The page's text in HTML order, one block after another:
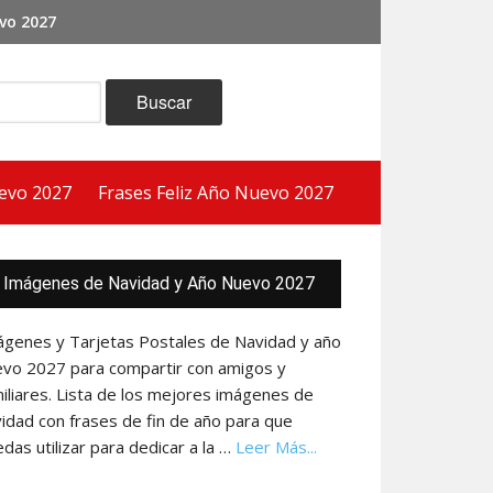
2027
2027 Frases Feliz Año Nuevo 2027
Imágenes de Navidad y Año Nuevo 2027
y Tarjetas Postales de Navidad y año
2027 para compartir con amigos y
Lista de los mejores imágenes de
con frases de fin de año para que
utilizar para dedicar a la … Leer Más...